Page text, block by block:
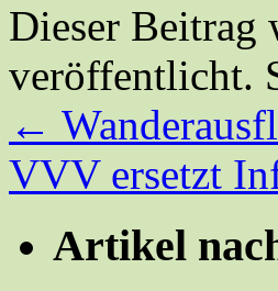
Dieser Beitrag
veröffentlicht.
←
VVV ersetzt
Artikel